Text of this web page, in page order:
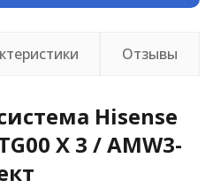
Отзывы
Hisense
X 3 / AMW3-